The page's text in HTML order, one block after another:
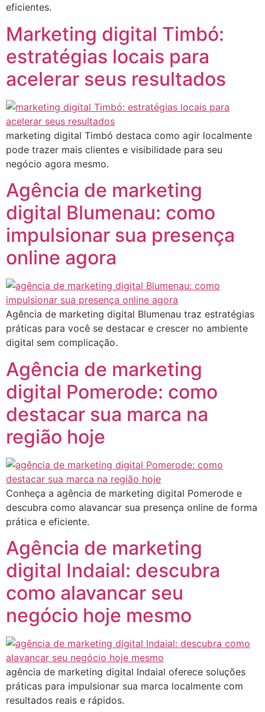
eficientes.
Marketing digital Timbó:
estratégias locais para
acelerar seus resultados
marketing digital Timbó destaca como agir localmente
pode trazer mais clientes e visibilidade para seu
negócio agora mesmo.
Agência de marketing
digital Blumenau: como
impulsionar sua presença
online agora
Agência de marketing digital Blumenau traz estratégias
práticas para você se destacar e crescer no ambiente
digital sem complicação.
Agência de marketing
digital Pomerode: como
destacar sua marca na
região hoje
Conheça a agência de marketing digital Pomerode e
descubra como alavancar sua presença online de forma
prática e eficiente.
Agência de marketing
digital Indaial: descubra
como alavancar seu
negócio hoje mesmo
agência de marketing digital Indaial oferece soluções
práticas para impulsionar sua marca localmente com
resultados reais e rápidos.